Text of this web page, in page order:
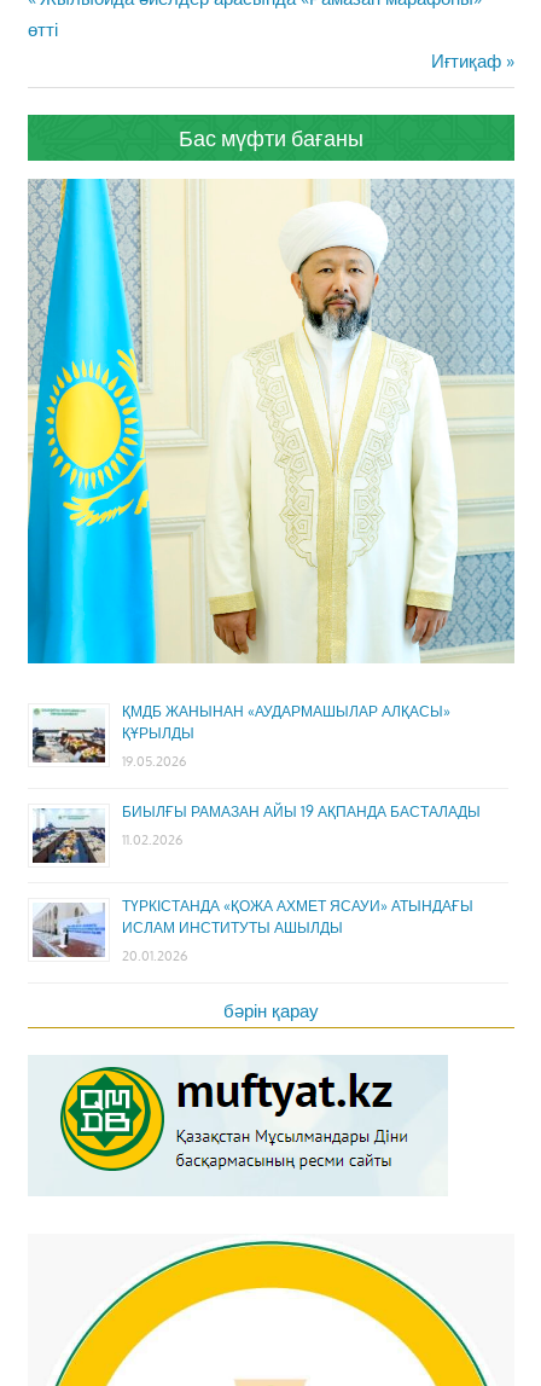
навигациясы
Post:
өтті
Next
Post:
Иғтиқаф
Бас мүфти бағаны
ҚМДБ ЖАНЫНАН «АУДАРМАШЫЛАР АЛҚАСЫ»
ҚҰРЫЛДЫ
19.05.2026
БИЫЛҒЫ РАМАЗАН АЙЫ 19 АҚПАНДА БАСТАЛАДЫ
11.02.2026
ТҮРКІСТАНДА «ҚОЖА АХМЕТ ЯСАУИ» АТЫНДАҒЫ
ИСЛАМ ИНСТИТУТЫ АШЫЛДЫ
20.01.2026
бәрін қарау